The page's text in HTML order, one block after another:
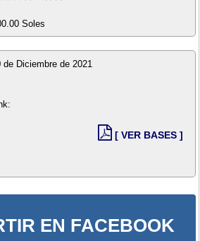
Soles
de Diciembre de 2021
[ VER BASES ]
EN FACEBOOK